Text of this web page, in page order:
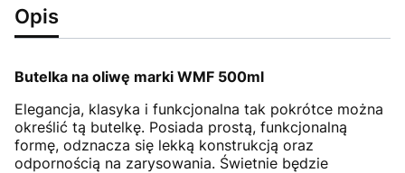
Opis
Butelka na oliwę marki WMF 500ml
Elegancja, klasyka i funkcjonalna tak pokrótce można
określić tą butelkę. Posiada prostą, funkcjonalną
formę, odznacza się lekką konstrukcją oraz
odpornością na zarysowania. Świetnie będzie